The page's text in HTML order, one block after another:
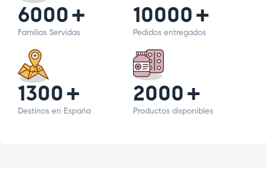
6000+
Familias Servidas
10000+
Pedidos entregados
1300+
Destinos en España
2000+
Productos disponibles